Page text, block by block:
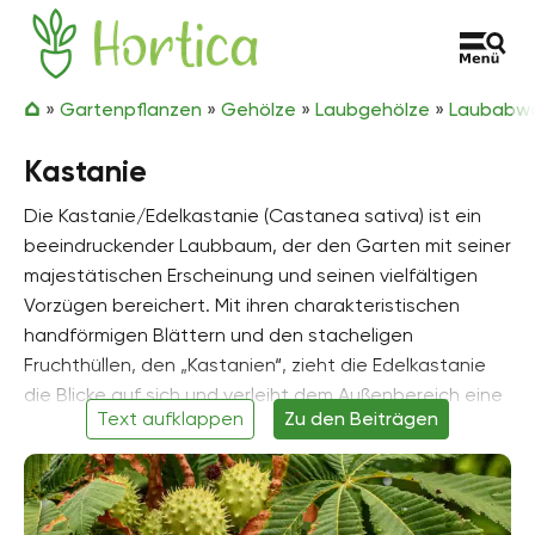
Zum Inhalt springen
Hortica
» Gartenpflanzen » Gehölze » Laubgehölze »
Kastanie
Die Kastanie/Edelkastanie (Castanea sativa) ist ein
beeindruckender Laubbaum, der den Garten mit seiner
majestätischen Erscheinung und seinen vielfältigen
Vorzügen bereichert. Mit ihren charakteristischen
handförmigen Blättern und den stacheligen
Fruchthüllen, den „Kastanien“, zieht die Edelkastanie
die Blicke auf sich und verleiht dem Außenbereich eine
natürliche Schönheit.
Die Pflege der Kastanie ist im Allgemeinen
unkompliziert. Sie bevorzugt sonnige bis halbschattige
Standorte mit gut durchlässigem Boden.
Text aufklappen Zu den Beiträgen